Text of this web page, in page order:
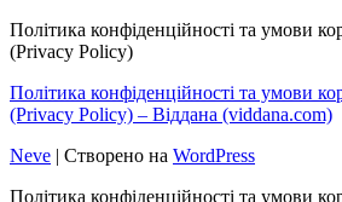
Політика конфіденційності та умови
(Privacy Policy)
Політика конфіденційності та умови
(Privacy Policy) – Віддана (viddana.com)
Neve | Створено на WordPress
Політика конфіденційності та умови